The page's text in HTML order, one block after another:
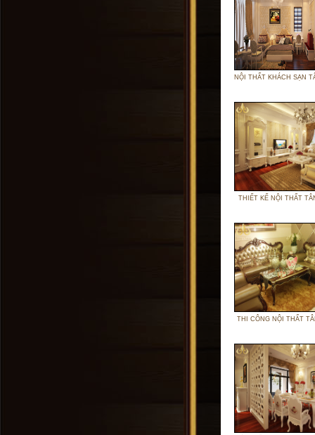
NỘI THẤT KHÁCH SẠN
THIẾT KẾ NỘI THẤT
THI CÔNG NỘI THẤT